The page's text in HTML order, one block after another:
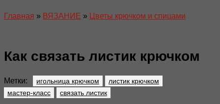
Главная » ВЯЗАНИЕ » Цветы крючком и спицами
Как связать листик крючком
Метки: игольница крючком
листик крючком
мастер-класс
связать листик